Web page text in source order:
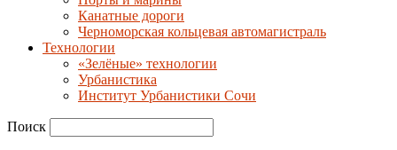
Канатные дороги
Черноморская кольцевая автомагистраль
Технологии
«Зелёные» технологии
Урбанистика
Институт Урбанистики Сочи
Поиск